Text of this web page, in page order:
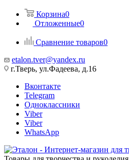
Корзина0
Отложенные0
Сравнение товаров0
etalon.tver@yandex.ru
г.Тверь, ул.Фадеева, д.16
Вконтакте
Telegram
Одноклассники
Viber
Viber
WhatsApp